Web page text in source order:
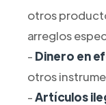
otros
arreglos
- Dinero en
otros
-Artículos